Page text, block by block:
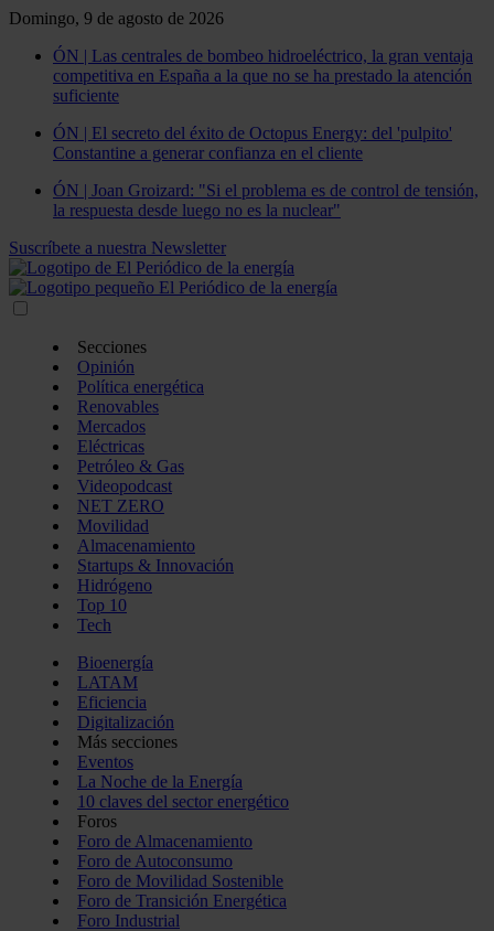
Domingo, 9 de agosto de 2026
ÓN | Las centrales de bombeo hidroeléctrico, la gran ventaja
competitiva en España a la que no se ha prestado la atención
suficiente
ÓN | El secreto del éxito de Octopus Energy: del 'pulpito'
Constantine a generar confianza en el cliente
ÓN | Joan Groizard: "Si el problema es de control de tensión,
la respuesta desde luego no es la nuclear"
Suscríbete a nuestra Newsletter
Secciones
Opinión
Política energética
Renovables
Mercados
Eléctricas
Petróleo & Gas
Videopodcast
NET ZERO
Movilidad
Almacenamiento
Startups & Innovación
Hidrógeno
Top 10
Tech
Bioenergía
LATAM
Eficiencia
Digitalización
Más secciones
Eventos
La Noche de la Energía
10 claves del sector energético
Foros
Foro de Almacenamiento
Foro de Autoconsumo
Foro de Movilidad Sostenible
Foro de Transición Energética
Foro Industrial